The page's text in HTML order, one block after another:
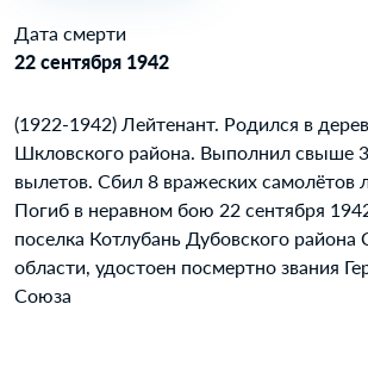
Дата смерти
22 сентября 1942
(1922-1942) Лейтенант. Родился в
Шкловского района. Выполнил свыше
вылетов. Сбил 8 вражеских самолётов
Погиб в неравном бою 22 сентября
поселка Котлубань Дубовского района
области, удостоен посмертно звания
Союза